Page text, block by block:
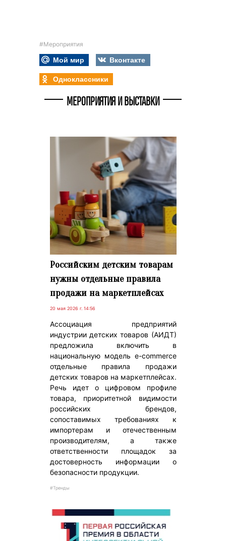
#Мероприятия
Мой мир
Вконтакте
Одноклассники
МЕРОПРИЯТИЯ И ВЫСТАВКИ
Российским детским товарам
нужны отдельные правила
продажи на маркетплейсах
20 мая 2026 г. 14:56
Ассоциация предприятий
индустрии детских товаров (АИДТ)
предложила включить в
национальную модель e-commerce
отдельные правила продажи
детских товаров на маркетплейсах.
Речь идет о цифровом профиле
товара, приоритетной видимости
российских брендов,
сопоставимых требованиях к
импортерам и отечественным
производителям, а также
ответственности площадок за
достоверность информации о
безопасности продукции.
#Тренды